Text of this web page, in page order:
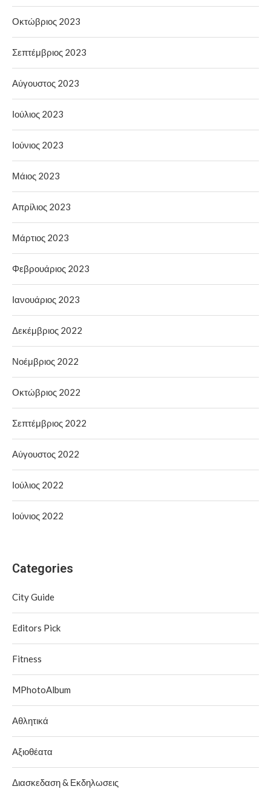
Οκτώβριος 2023
Σεπτέμβριος 2023
Αύγουστος 2023
Ιούλιος 2023
Ιούνιος 2023
Μάιος 2023
Απρίλιος 2023
Μάρτιος 2023
Φεβρουάριος 2023
Ιανουάριος 2023
Δεκέμβριος 2022
Νοέμβριος 2022
Οκτώβριος 2022
Σεπτέμβριος 2022
Αύγουστος 2022
Ιούλιος 2022
Ιούνιος 2022
Categories
City Guide
Editors Pick
Fitness
MPhotoAlbum
Αθλητικά
Αξιοθέατα
Διασκεδαση & Εκδηλωσεις